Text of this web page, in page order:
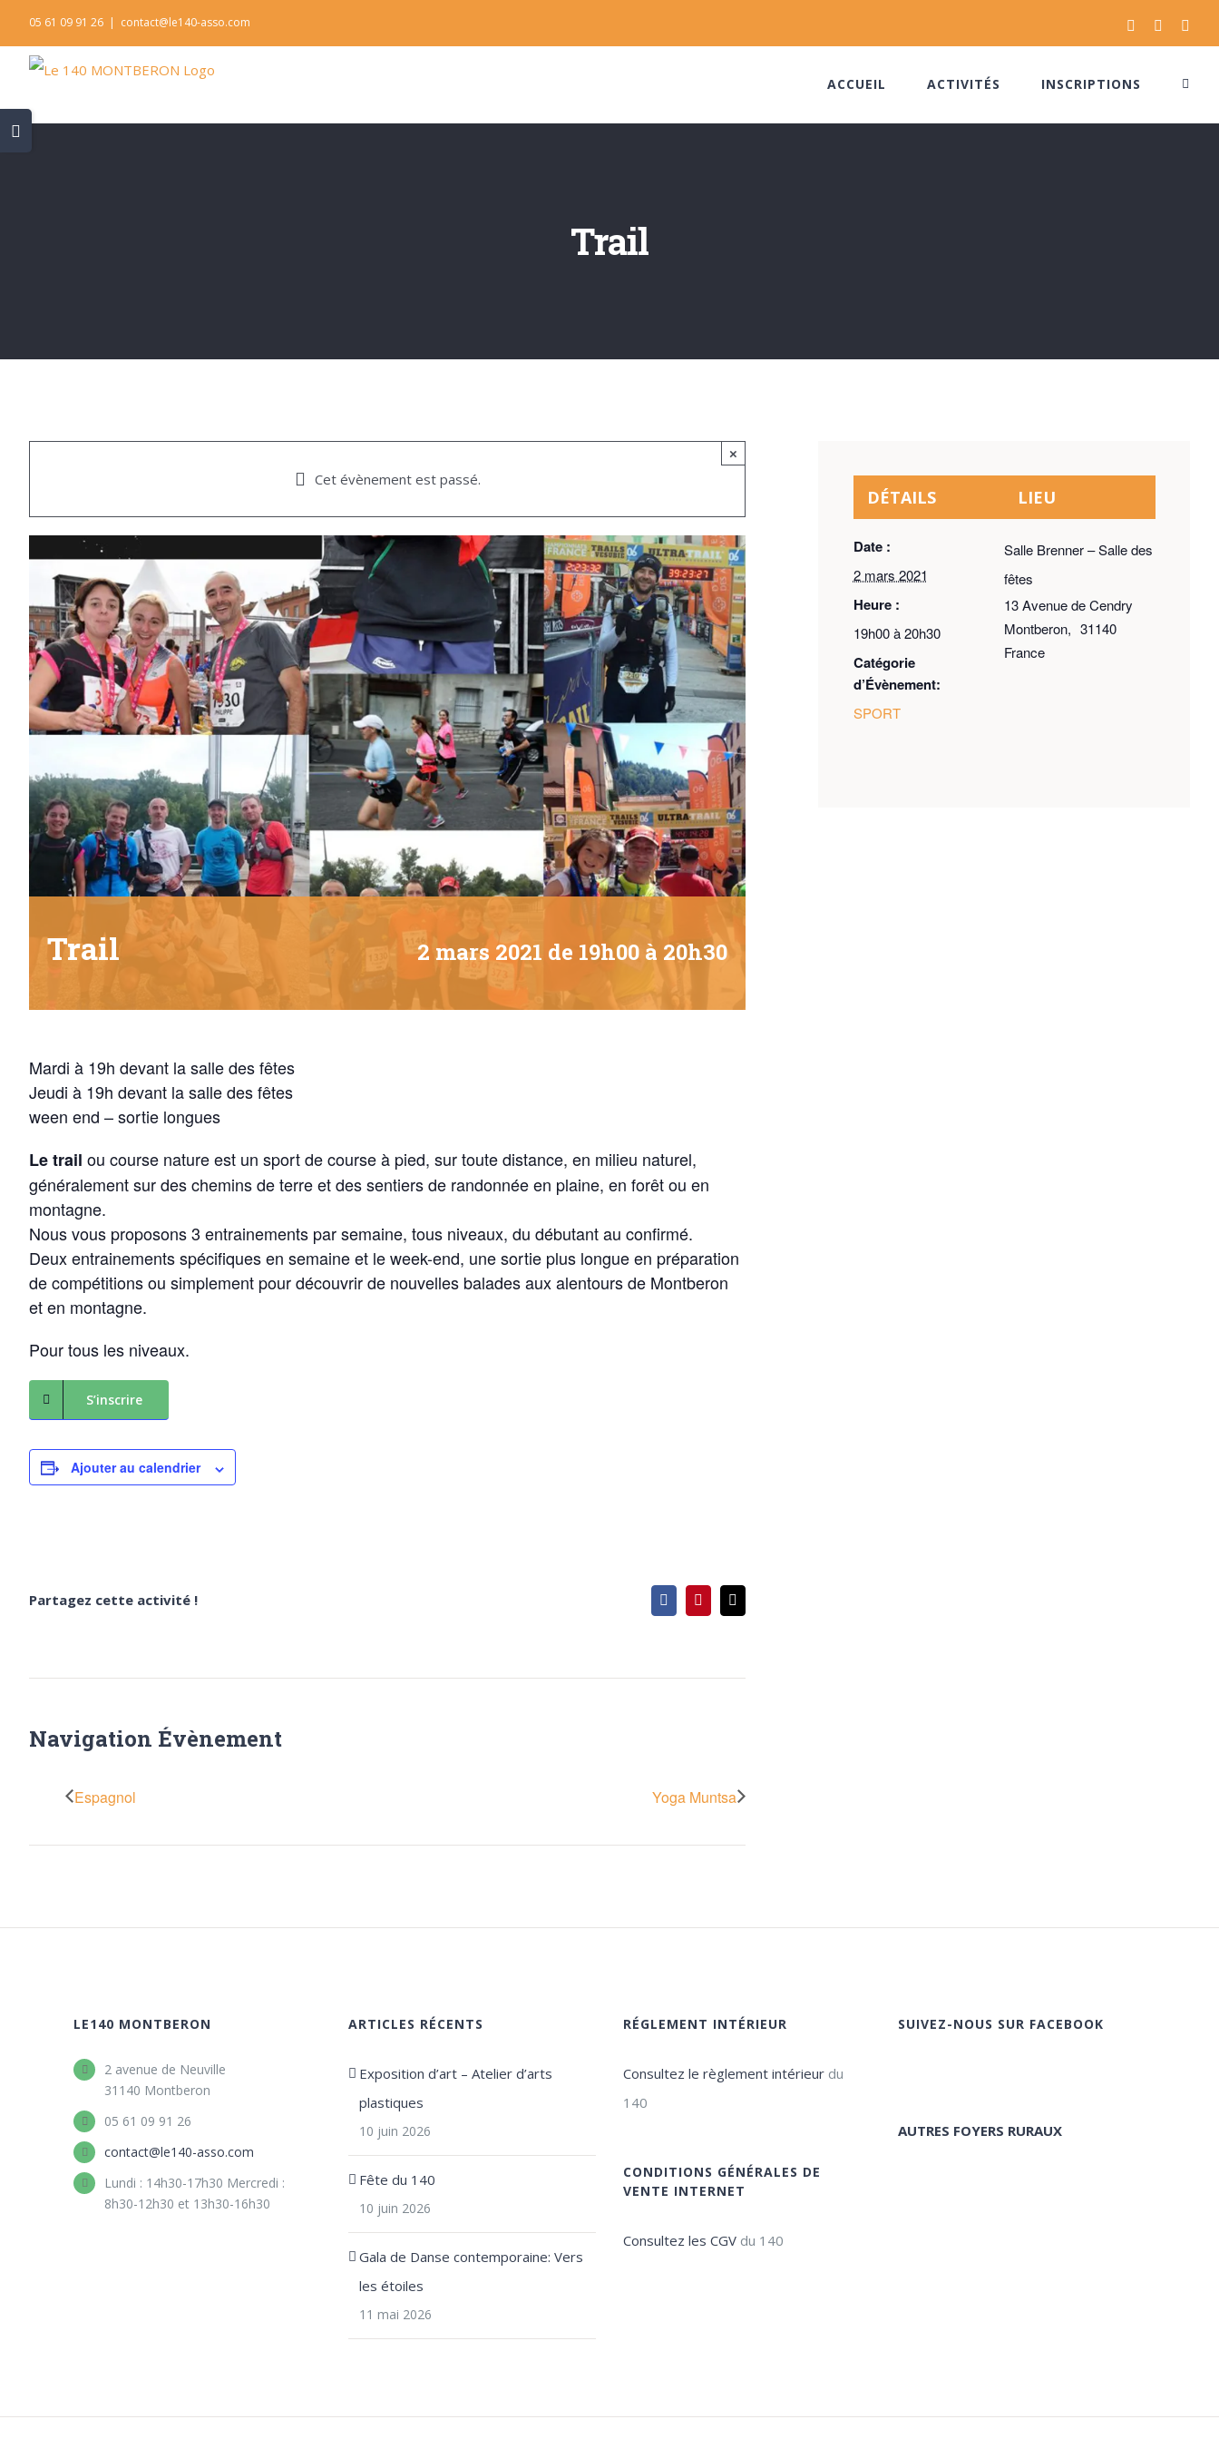
to
content
05 61 09 91 26 | contact@le140-asso.com FacebookInstagram
ACCUEIL ACTIVITÉS INSCRIPTIONS
Trail
×
Cet évènement est passé.
Trail 2 mars 2021 de 19h00 à 20h30
Mardi à 19h devant la salle des fêtes
Jeudi à 19h devant la salle des fêtes
ween end – sortie longues
Le trail ou course nature est un sport de course à pied, sur toute distance, en milieu naturel,
généralement sur des chemins de terre et des sentiers de randonnée en plaine, en forêt ou en
montagne.
Nous vous proposons 3 entrainements par semaine, tous niveaux, du débutant au confirmé.
Deux entrainements spécifiques en semaine et le week-end, une sortie plus longue en préparation
de compétitions ou simplement pour découvrir de nouvelles balades aux alentours de Montberon
et en montagne.
Pour tous les niveaux.
S’inscrire
Ajouter au calendrier
Partagez cette activité ! FacebookPinterest
Navigation Évènement
Espagnol Yoga Muntsa
DÉTAILS
Date :
2 mars 2021
Heure :
19h00 à 20h30
Catégorie
d’Évènement:
SPORT
LIEU
Salle Brenner – Salle des
fêtes
13 Avenue de Cendry
Montberon, 31140
France
LE140 MONTBERON
2 avenue de Neuville
31140 Montberon
05 61 09 91 26
contact@le140-asso.com
Lundi : 14h30-17h30 Mercredi :
8h30-12h30 et 13h30-16h30
ARTICLES RÉCENTS
Exposition d’art – Atelier d’arts
plastiques
10 juin 2026
Fête du 140
10 juin 2026
Gala de Danse contemporaine: Vers
les étoiles
11 mai 2026
RÉGLEMENT INTÉRIEUR
Consultez le règlement intérieurdu
140
CONDITIONS GÉNÉRALES DE
VENTE INTERNET
Consultez les CGVdu 140
SUIVEZ-NOUS SUR FACEBOOK
AUTRES FOYERS RURAUX
Toggle
Sliding